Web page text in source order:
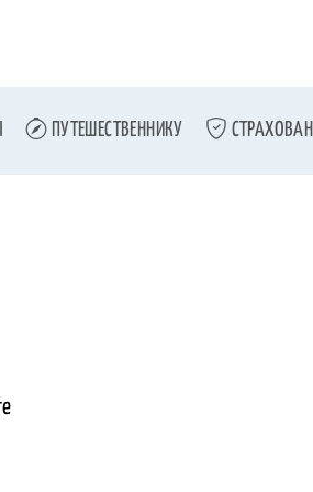
ПУТЕШЕСТВЕННИКУ